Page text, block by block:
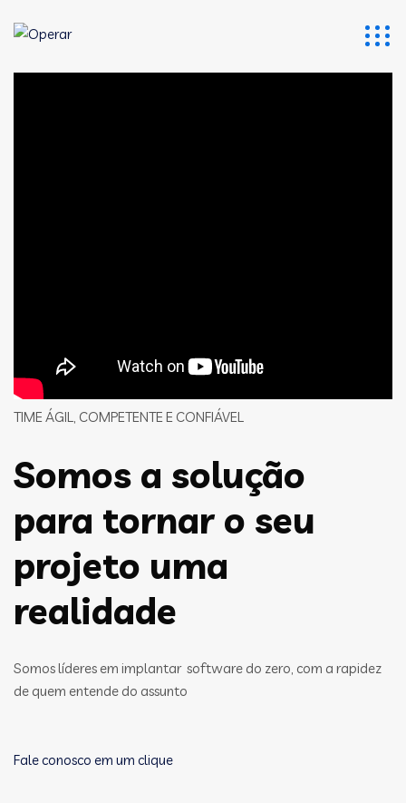
TIME ÁGIL, COMPETENTE E CONFIÁVEL
Somos a solução
para tornar o seu
projeto uma
realidade
Somos líderes em implantar software do zero, com a rapidez
de quem entende do assunto
Fale conosco em um clique